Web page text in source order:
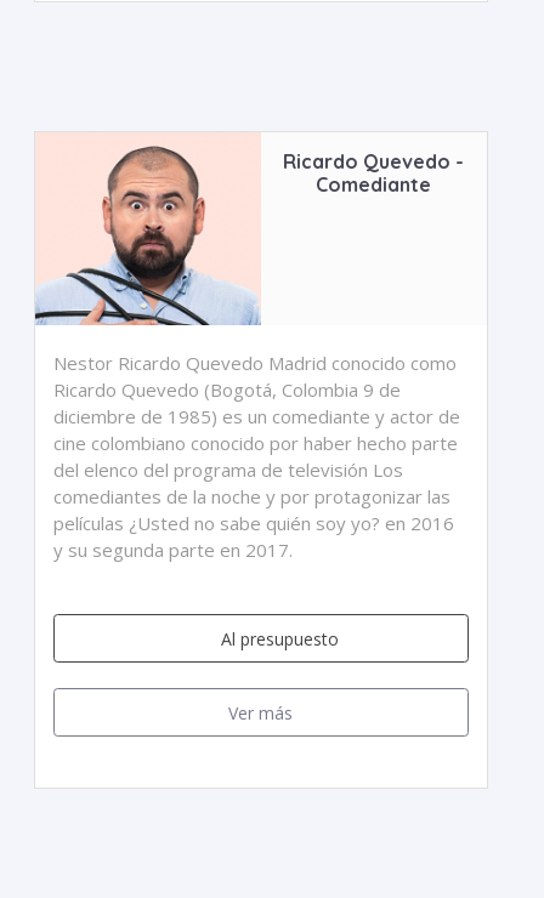
Ricardo Quevedo -
Comediante
Nestor Ricardo Quevedo Madrid conocido como
Ricardo Quevedo (Bogotá, Colombia 9 de
diciembre de 1985) es un comediante y actor de
cine colombiano conocido por haber hecho parte
del elenco del programa de televisión Los
comediantes de la noche y por protagonizar las
películas ¿Usted no sabe quién soy yo? en 2016
y su segunda parte en 2017.
Al presupuesto
Ver más